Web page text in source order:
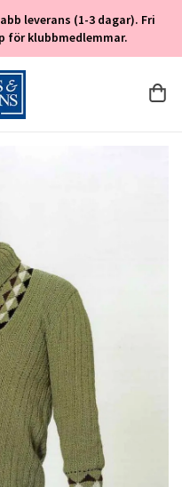
leverans (1-3 dagar). Fri
för klubbmedlemmar.